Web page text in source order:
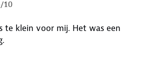
/10
te klein voor mij. Het was een